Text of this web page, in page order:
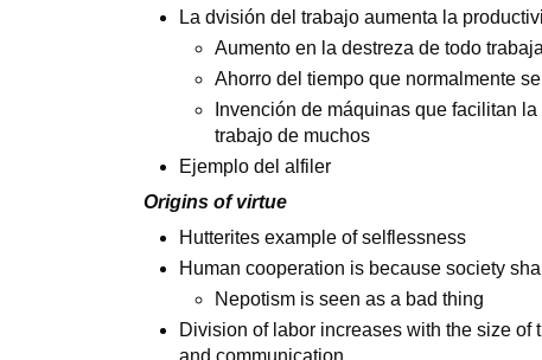
La dvisión del trabajo aumenta la
Aumento en la destreza de todo
Ahorro del tiempo que normalmente
Invención de máquinas que facilitan
trabajo de muchos
Ejemplo del alfiler
Origins of virtue
Hutterites example of selflessness
Human cooperation is because society
Nepotism is seen as a bad thing
Division of labor increases with the size of
and communication